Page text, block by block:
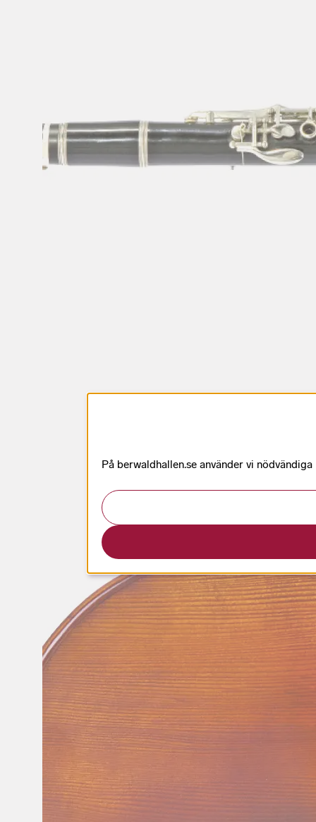
På berwaldhallen.se använder vi